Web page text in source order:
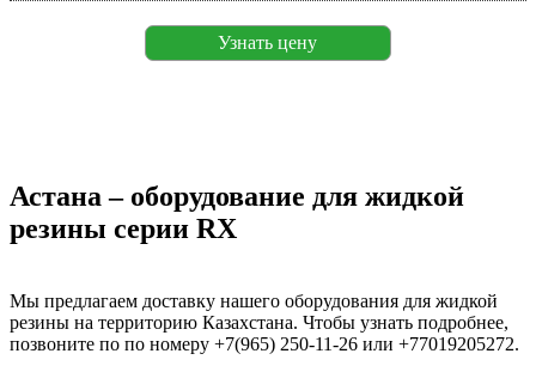
Узнать цену
Астана – оборудование для жидкой
резины серии RX
Мы предлагаем доставку нашего оборудования для жидкой
резины на территорию Казахстана. Чтобы узнать подробнее,
позвоните по по номеру +7(965) 250-11-26 или +77019205272.